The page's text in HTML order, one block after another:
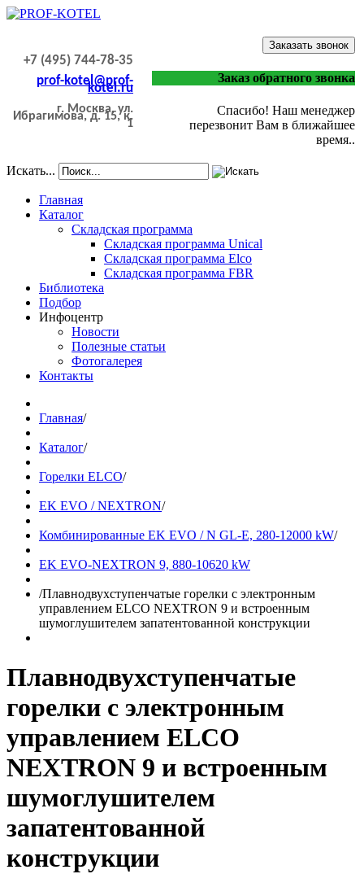
+7 (495) 744-78-35
prof-kotel@prof-
kotel.ru
г. Москва, ул.
Ибрагимова, д. 15, к.
1
Заказать звонок
Заказ обратного звонка
Спасибо! Наш менеджер
перезвонит Вам в ближайшее
время..
Искать...
Главная
Каталог
Складская программа
Складская программа Unical
Складская программа Elco
Складская программа FBR
Библиотека
Подбор
Инфоцентр
Новости
Полезные статьи
Фотогалерея
Контакты
Главная/
Каталог/
Горелки ELCO/
EK EVO / NEXTRON/
Комбинированные EK EVO / N GL-E, 280-12000 kW/
EK EVO-NEXTRON 9, 880-10620 kW
/Плавнодвухступенчатые горелки с электронным
управлением ELCO NEXTRON 9 и встроенным
шумоглушителем запатентованной конструкции
Плавнодвухступенчатые
горелки с электронным
управлением ELCO
NEXTRON 9 и встроенным
шумоглушителем
запатентованной
конструкции